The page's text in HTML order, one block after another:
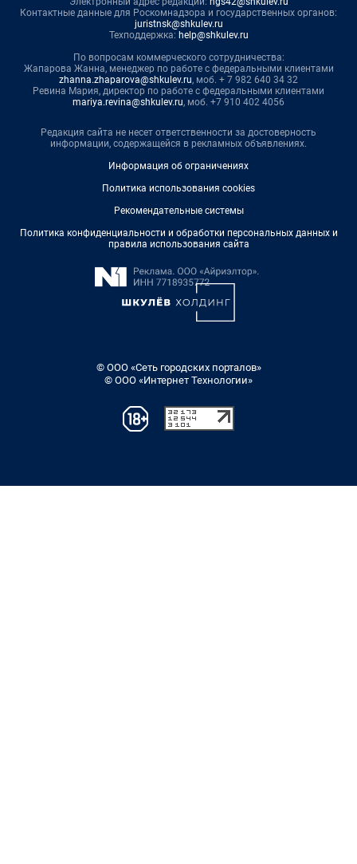
Контактные данные для Роскомнадзора и государственных органов:
juristnsk@shkulev.ru
Техподдержка: help@shkulev.ru
По вопросам коммерческого сотрудничества:
Жапарова Жанна, менеджер по работе с федеральными клиентами
zhanna.zhaparova@shkulev.ru, моб. + 7 982 640 34 32
Ревина Мария, директор по работе с федеральными клиентами
mariya.revina@shkulev.ru, моб. +7 910 402 4056
Редакция сайта не несет ответственности за достоверность
информации, содержащейся в рекламных объявлениях.
Информация об ограничениях
Политика использования cookies
Рекомендательные системы
Политика конфиденциальности и обработки персональных данных и
правила использования сайта
© ООО «Сеть городских порталов»
© ООО «Интернет Технологии»